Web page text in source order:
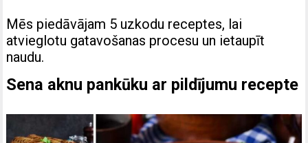
Mēs piedāvājam 5 uzkodu receptes, lai
atvieglotu gatavošanas procesu un ietaupīt
naudu.
Sena aknu pankūku ar pildījumu recepte